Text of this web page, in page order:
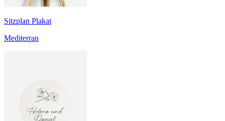
Sitzplan Plakat
Mediterran